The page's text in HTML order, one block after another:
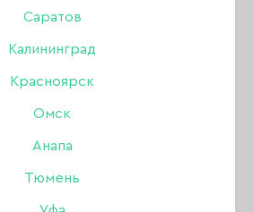
Саратов
Калининград
Красноярск
Омск
Анапа
Тюмень